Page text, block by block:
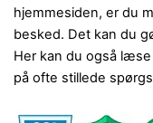
hjemmesiden, er du
besked. Det kan du
Her kan du også
på ofte stillede